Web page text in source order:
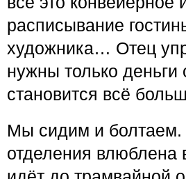
расписывание
художника… Отец
нужны только
становится всё
Мы сидим и болтаем.
отделения влюблена